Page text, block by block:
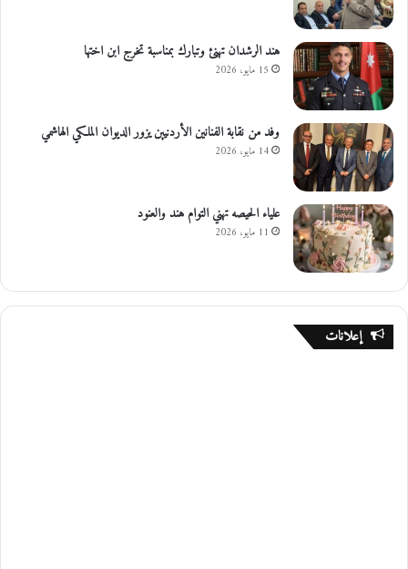
هند الرشدان تهنئ وتبارك بمناسبة تخرج ابن اختها
15 مايو، 2026
وفد من نقابة الفنانين الأردنيين يزور الديوان الملكي الهاشمي
14 مايو، 2026
علياء الحيصه تهني التوام هند والعنود
11 مايو، 2026
إعلانات